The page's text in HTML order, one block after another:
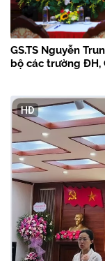
GS.TS Nguyễn
bộ các trường ĐH,